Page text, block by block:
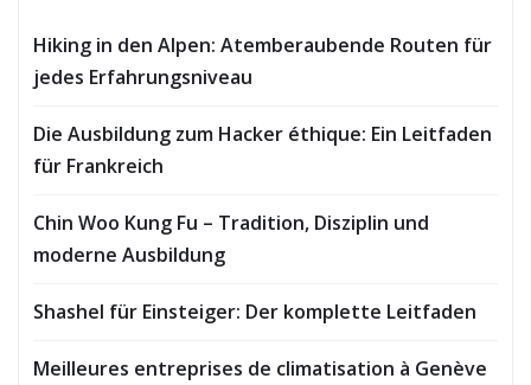
Hiking in den Alpen: Atemberaubende Routen für
jedes Erfahrungsniveau
Die Ausbildung zum Hacker éthique: Ein Leitfaden
für Frankreich
Chin Woo Kung Fu – Tradition, Disziplin und
moderne Ausbildung
Shashel für Einsteiger: Der komplette Leitfaden
Meilleures entreprises de climatisation à Genève